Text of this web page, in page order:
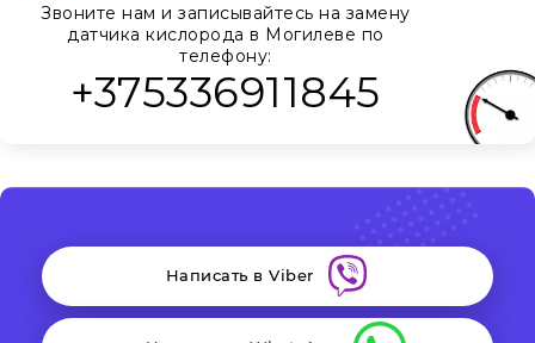
Звоните нам и записывайтесь на замену
датчика кислорода в Могилеве по
телефону:
+375336911845
Написать в Viber